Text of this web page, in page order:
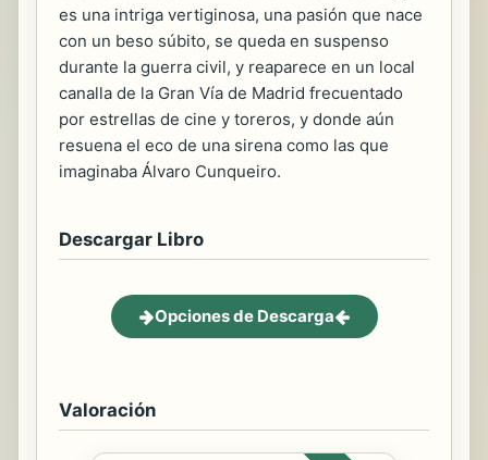
es una intriga vertiginosa, una pasión que nace
con un beso súbito, se queda en suspenso
durante la guerra civil, y reaparece en un local
canalla de la Gran Vía de Madrid frecuentado
por estrellas de cine y toreros, y donde aún
resuena el eco de una sirena como las que
imaginaba Álvaro Cunqueiro.
Descargar Libro
Opciones de Descarga
Valoración